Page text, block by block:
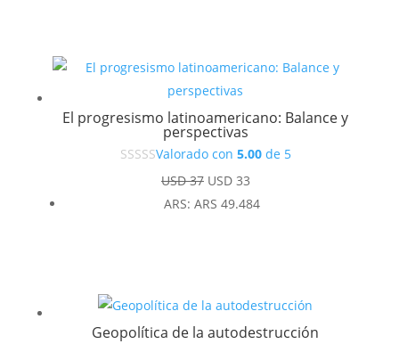
El progresismo latinoamericano: Balance y
perspectivas
Valorado con 5.00de 5
USD37 El
precio
USD33El
precio
ARS: ARS 49.484
Geopolítica de la autodestrucción